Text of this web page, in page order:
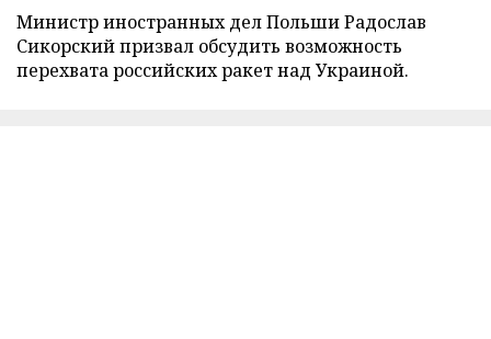
Министр иностранных дел Польши Радослав
Сикорский призвал обсудить возможность
перехвата российских ракет над Украиной.